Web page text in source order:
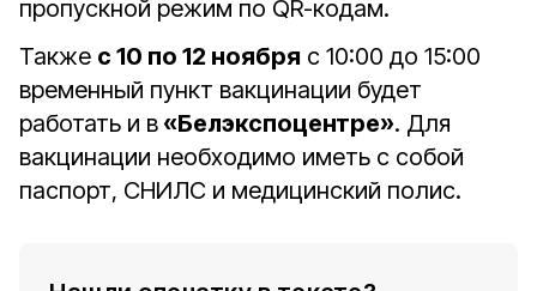
пропускной режим по QR-кодам.
Также с 10 по 12 ноября с 10:00 до 15:00
временный пункт вакцинации будет
работать и в «Белэкспоцентре». Для
вакцинации необходимо иметь с собой
паспорт, СНИЛС и медицинский полис.